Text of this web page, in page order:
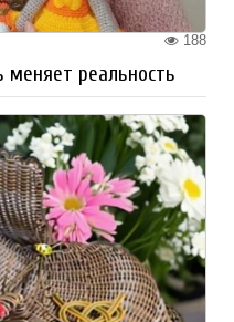
188
меняет реальность